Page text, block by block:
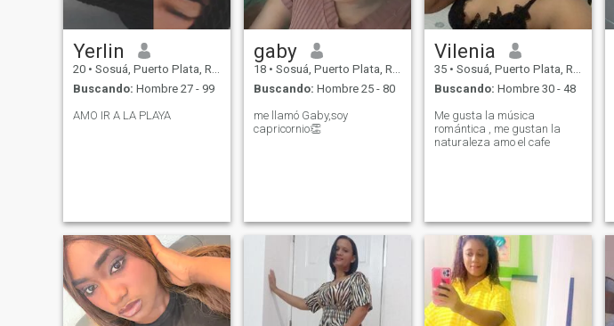
Yerlin
20 • Sosuá, Puerto Plata, Rep. Dominicana
Buscando: Hombre 27 - 99
AMO IR A LA PLAYA
gaby
18 • Sosuá, Puerto Plata, Rep. Dominicana
Buscando: Hombre 25 - 80
me llamó Gaby,soy
capricornio👏
Vilenia
35 • Sosuá, Puerto Plata, Rep. Dominicana
Buscando: Hombre 30 - 48
Me gusta la música
romántica , me gustan la
naturaleza amo el cafe